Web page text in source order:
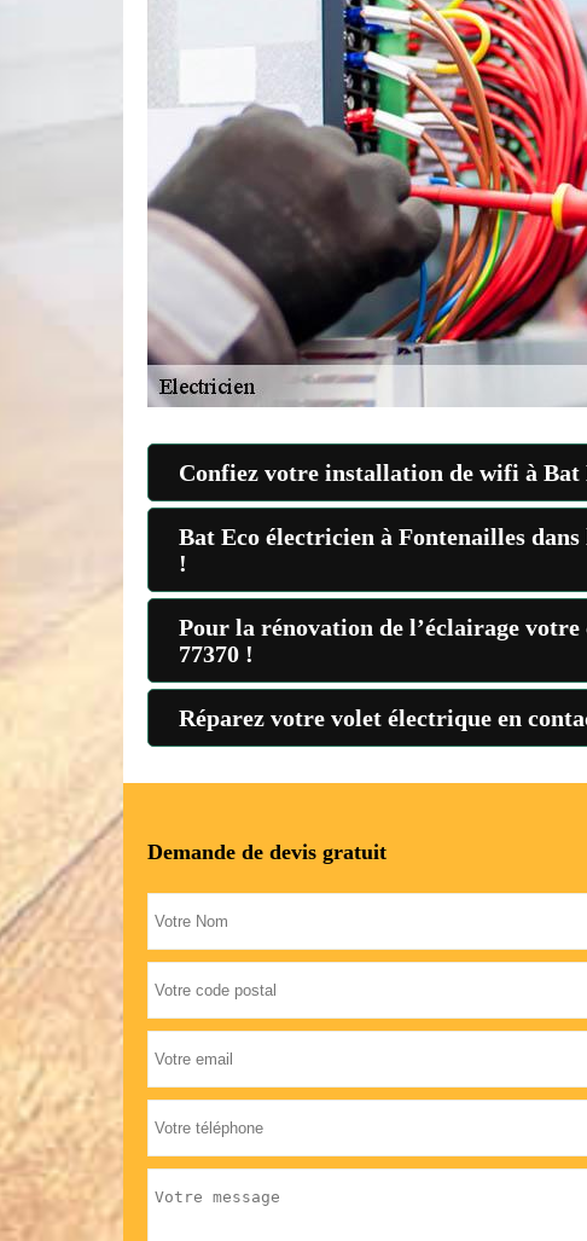
Confiez votre installation de wifi à Bat
Bat Eco électricien à Fontenailles
!
Pour la rénovation de l’éclairage
77370 !
Réparez votre volet électrique en
Demande de devis gratuit